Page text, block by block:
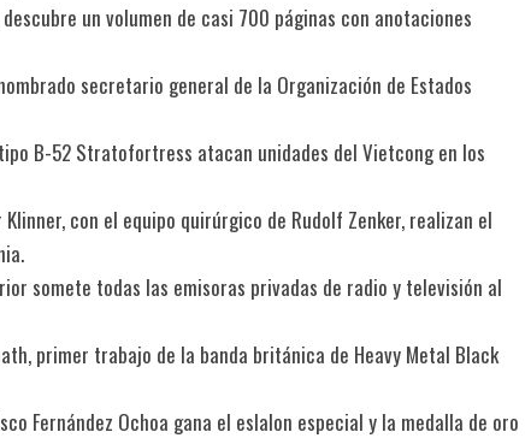
un volumen de casi 700 páginas con anotaciones
secretario general de la Organización de Estados
B-52 Stratofortress atacan unidades del Vietcong en los
con el equipo quirúrgico de Rudolf Zenker, realizan el
somete todas las emisoras privadas de radio y televisión al
primer trabajo de la banda británica de Heavy Metal Black
Fernández Ochoa gana el eslalon especial y la medalla de oro